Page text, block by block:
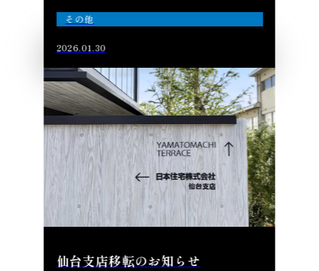
その他
2026.01.30
仙台支店移転のお知らせ